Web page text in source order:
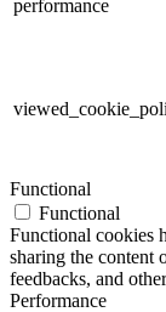
performance
Functional
Functional
Functional cookies
sharing the content
feedbacks, and
Performance